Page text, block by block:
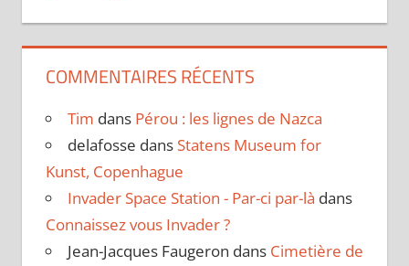
COMMENTAIRES RÉCENTS
Tim dans Pérou : les lignes de Nazca
delafosse dans Statens Museum for
Kunst, Copenhague
Invader Space Station - Par-ci par-là dans
Connaissez vous Invader ?
Jean-Jacques Faugeron dans Cimetière de